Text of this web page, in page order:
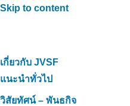
Skip to content
เกี่ยวกับ JVSF
แนะนำทั่วไป
วิสัยทัศน์ – พันธกิจ